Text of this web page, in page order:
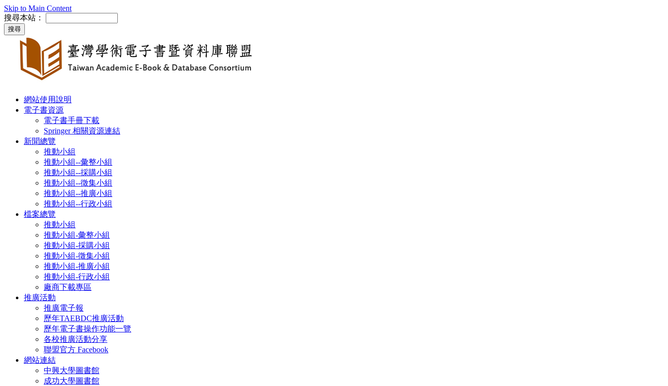
Skip to Main Content
搜尋本站：
網站使用說明
電子書資源
電子書手冊下載
Springer 相關資源連結
新聞總覽
推動小組
推動小組--彙整小組
推動小組--採購小組
推動小組--徵集小組
推動小組--推廣小組
推動小組--行政小組
檔案總覽
推動小組
推動小組-彙整小組
推動小組-採購小組
推動小組-徵集小組
推動小組-推廣小組
推動小組-行政小組
廠商下載專區
推廣活動
推廣電子報
歷年TAEBDC推廣活動
歷年電子書操作功能一覽
各校推廣活動分享
聯盟官方 Facebook
網站連結
中興大學圖書館
成功大學圖書館